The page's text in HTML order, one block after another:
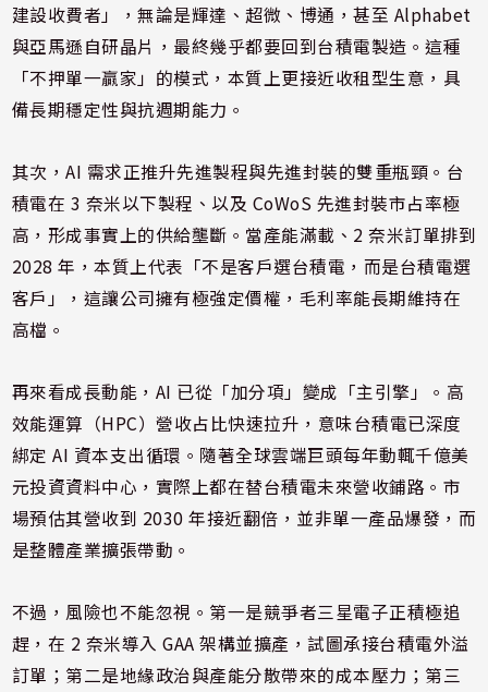
建設收費者」，無論是輝達、超微、博通，甚至 Alphabet
與亞馬遜自研晶片，最終幾乎都要回到台積電製造。這種
「不押單一贏家」的模式，本質上更接近收租型生意，具
備長期穩定性與抗週期能力。
其次，AI 需求正推升先進製程與先進封裝的雙重瓶頸。台
積電在 3 奈米以下製程、以及 CoWoS 先進封裝市占率極
高，形成事實上的供給壟斷。當產能滿載、2 奈米訂單排到
2028 年，本質上代表「不是客戶選台積電，而是台積電選
客戶」，這讓公司擁有極強定價權，毛利率能長期維持在
高檔。
再來看成長動能，AI 已從「加分項」變成「主引擎」。高
效能運算（HPC）營收占比快速拉升，意味台積電已深度
綁定 AI 資本支出循環。隨著全球雲端巨頭每年動輒千億美
元投資資料中心，實際上都在替台積電未來營收鋪路。市
場預估其營收到 2030 年接近翻倍，並非單一產品爆發，而
是整體產業擴張帶動。
不過，風險也不能忽視。第一是競爭者三星電子正積極追
趕，在 2 奈米導入 GAA 架構並擴產，試圖承接台積電外溢
訂單；第二是地緣政治與產能分散帶來的成本壓力；第三